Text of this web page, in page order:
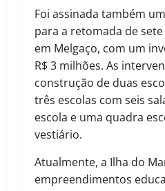
Foi assinada também
para a retomada de
em Melgaço, com um
R$ 3 milhões. As
construção de duas
três escolas com seis
escola e uma quadra
vestiário.
Atualmente, a Ilha do
empreendimentos